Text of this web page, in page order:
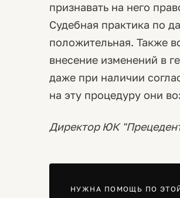
признавать на него
Судебная практика по
положительная. Также
внесение изменений в
даже при наличии
на эту процедуру они
Директор ЮК
НУЖНА ПОМОЩЬ ПО